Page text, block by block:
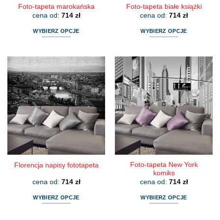
Foto-tapeta marokańska
cena od: 714 zł
WYBIERZ OPCJE
ma
wiele
wariantów.
Opcje
można
wybrać
na
stronie
produktu
Foto-tapeta białe książki
cena od: 714 zł
WYBIERZ OPCJE
wiele
wariantów.
Opcje
można
wybrać
na
stronie
produktu
Florencja napisy fototapeta
cena od: 714 zł
WYBIERZ OPCJE
Foto-tapeta New York
komiks
cena od: 714 zł
WYBIERZ OPCJE